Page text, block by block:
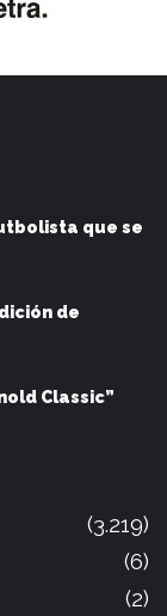
que se
de
Classic”
(3.219)
(6)
(2)